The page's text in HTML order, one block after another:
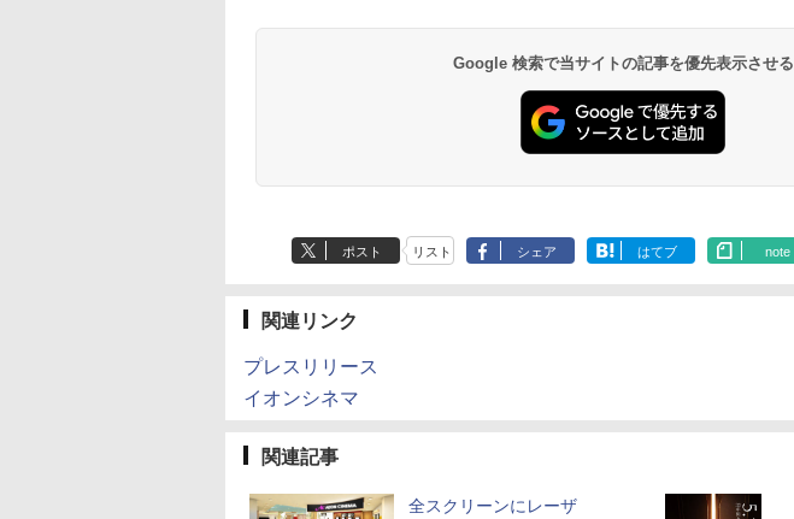
Google 検索で当サイトの記事を優先表示させる
ポスト リスト シェア はてブ note
関連リンク
プレスリリース
イオンシネマ
関連記事
全スクリーンにレーザ